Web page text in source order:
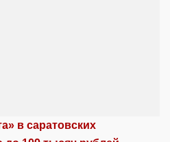
в саратовских